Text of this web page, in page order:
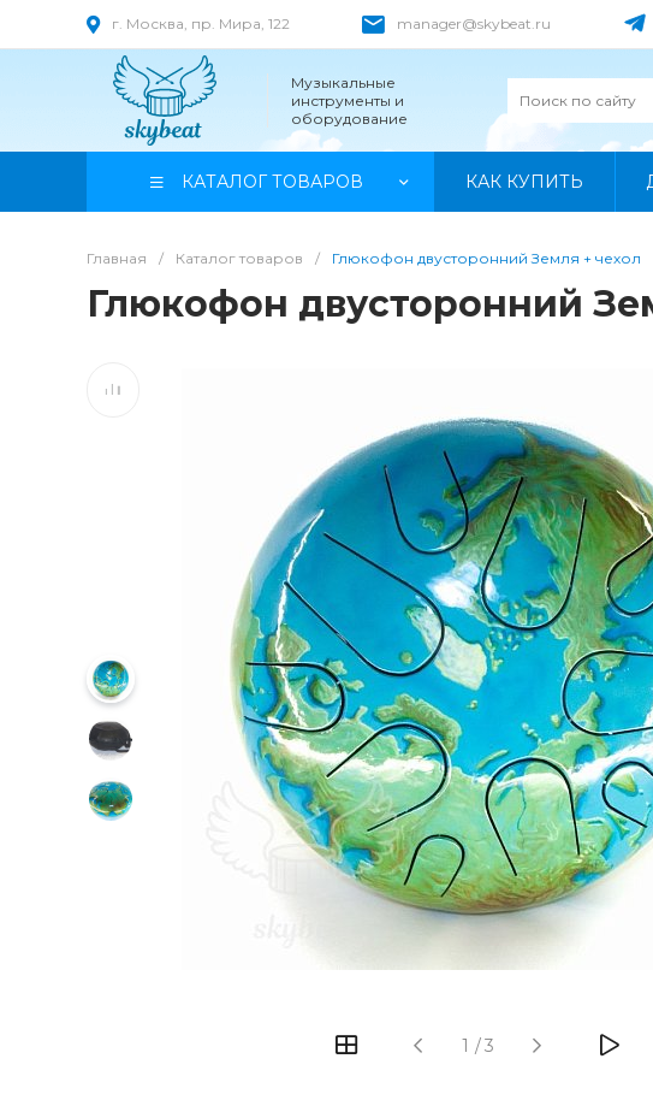
г. Москва, пр. Мира, 122 manager@skybeat.ru
Музыкальные
инструменты и
оборудование
КАТАЛОГ ТОВАРОВ КАК КУПИТЬ
Главная / Каталог товаров / Глюкофон двусторонний Земля + чехол
Глюкофон двусторонний
1 /3